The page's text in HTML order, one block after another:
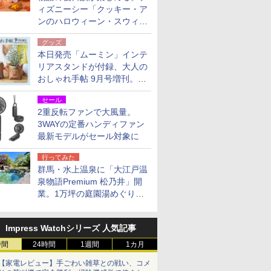
ィズニーシー「クッキー・ア
ンのハロウィーン・スウィー
トサプライズ」限定グッズ公
開グッズ
本日発売「ムーミン」インテ
リアスタンドが付録、大人の
おしゃれ手帖 9月号増刊。レ
ザー調で高級感ある2個セッ
トセール
2重反転ファンで大風量。
3WAYの定番ハンディファン
最新モデルがセール対象に
行ってみた
群馬・水上温泉に「大江戸温
泉物語Premium 松乃井」開
業。1万坪の庭園湯めぐり＆
た！
Impress Watchシリーズ 人気記事
24時間 1週間 1カ月
家電レビュー】手ごわい雑草との戦い、コメ